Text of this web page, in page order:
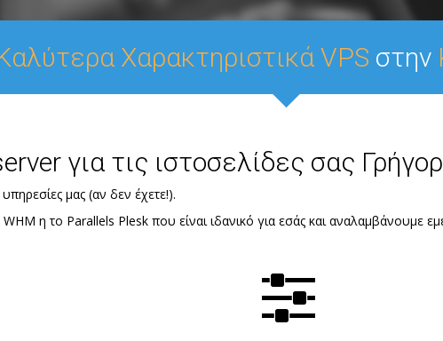
Χαρακτηριστικά VPS στην
για τις ιστοσελίδες σας
μας (αν δεν έχετε!).
WHM η το Parallels Plesk που είναι ιδανικό για εσάς και αναλαμβάνουμε